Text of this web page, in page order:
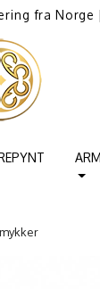
fra Norge |